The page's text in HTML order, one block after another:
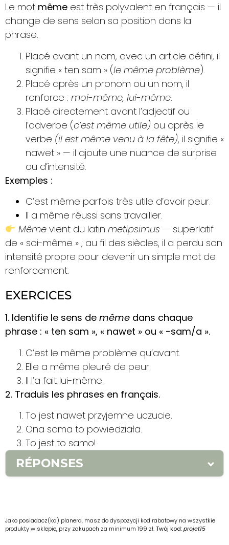
Le mot même est très polyvalent en français — il
change de sens selon sa position dans la
phrase.
Placé avant un nom, avec un article défini, il
signifie « ten sam » (le même problème).
Placé après un pronom ou un nom, il
renforce : moi-même, lui-même.
Placé directement avant l’adjectif ou
l’adverbe (c’est même utile) ou après le
verbe (il est même venu à la fête), il signifie «
nawet » — il ajoute une nuance de surprise
ou d’intensité.
Exemples :
C’est même parfois très utile d’avoir peur.
Il a même réussi sans travailler.
Mêmevient du latin metipsimus — superlatif
de « soi-même » ; au fil des siècles, il a perdu son
intensité propre pour devenir un simple mot de
renforcement.
EXERCICES
1. Identifie le sens de même dans chaque
phrase : « ten sam », « nawet » ou « -sam/a ».
C’est le même problème qu’avant.
Elle a même pleuré de peur.
Il l’a fait lui-même.
2. Traduis les phrases en français.
To jest nawet przyjemne uczucie.
Ona sama to powiedziała.
To jest to samo!
RÉPONSES
elle-même. 3. C’est la même chose !
Jako posiadacz(ka) planera, masz do dyspozycji kod rabatowy na wszystkie
produkty w sklepie, przy zakupach za minimum 199 zł.Twój kod:projet15